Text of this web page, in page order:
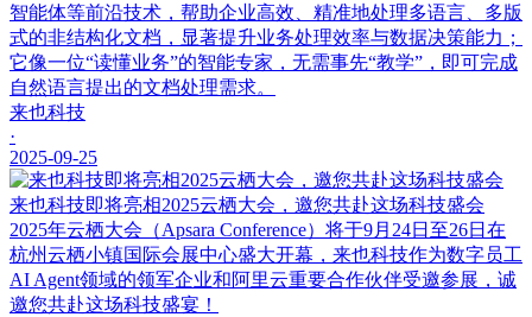
智能体等前沿技术，帮助企业高效、精准地处理多语言、多版
式的非结构化文档，显著提升业务处理效率与数据决策能力；
它像一位“读懂业务”的智能专家，无需事先“教学”，即可完成
自然语言提出的文档处理需求。
来也科技
·
2025-09-25
来也科技即将亮相2025云栖大会，邀您共赴这场科技盛会
2025年云栖大会（Apsara Conference）将于9月24日至26日在
杭州云栖小镇国际会展中心盛大开幕，来也科技作为数字员工
AI Agent领域的领军企业和阿里云重要合作伙伴受邀参展，诚
邀您共赴这场科技盛宴！